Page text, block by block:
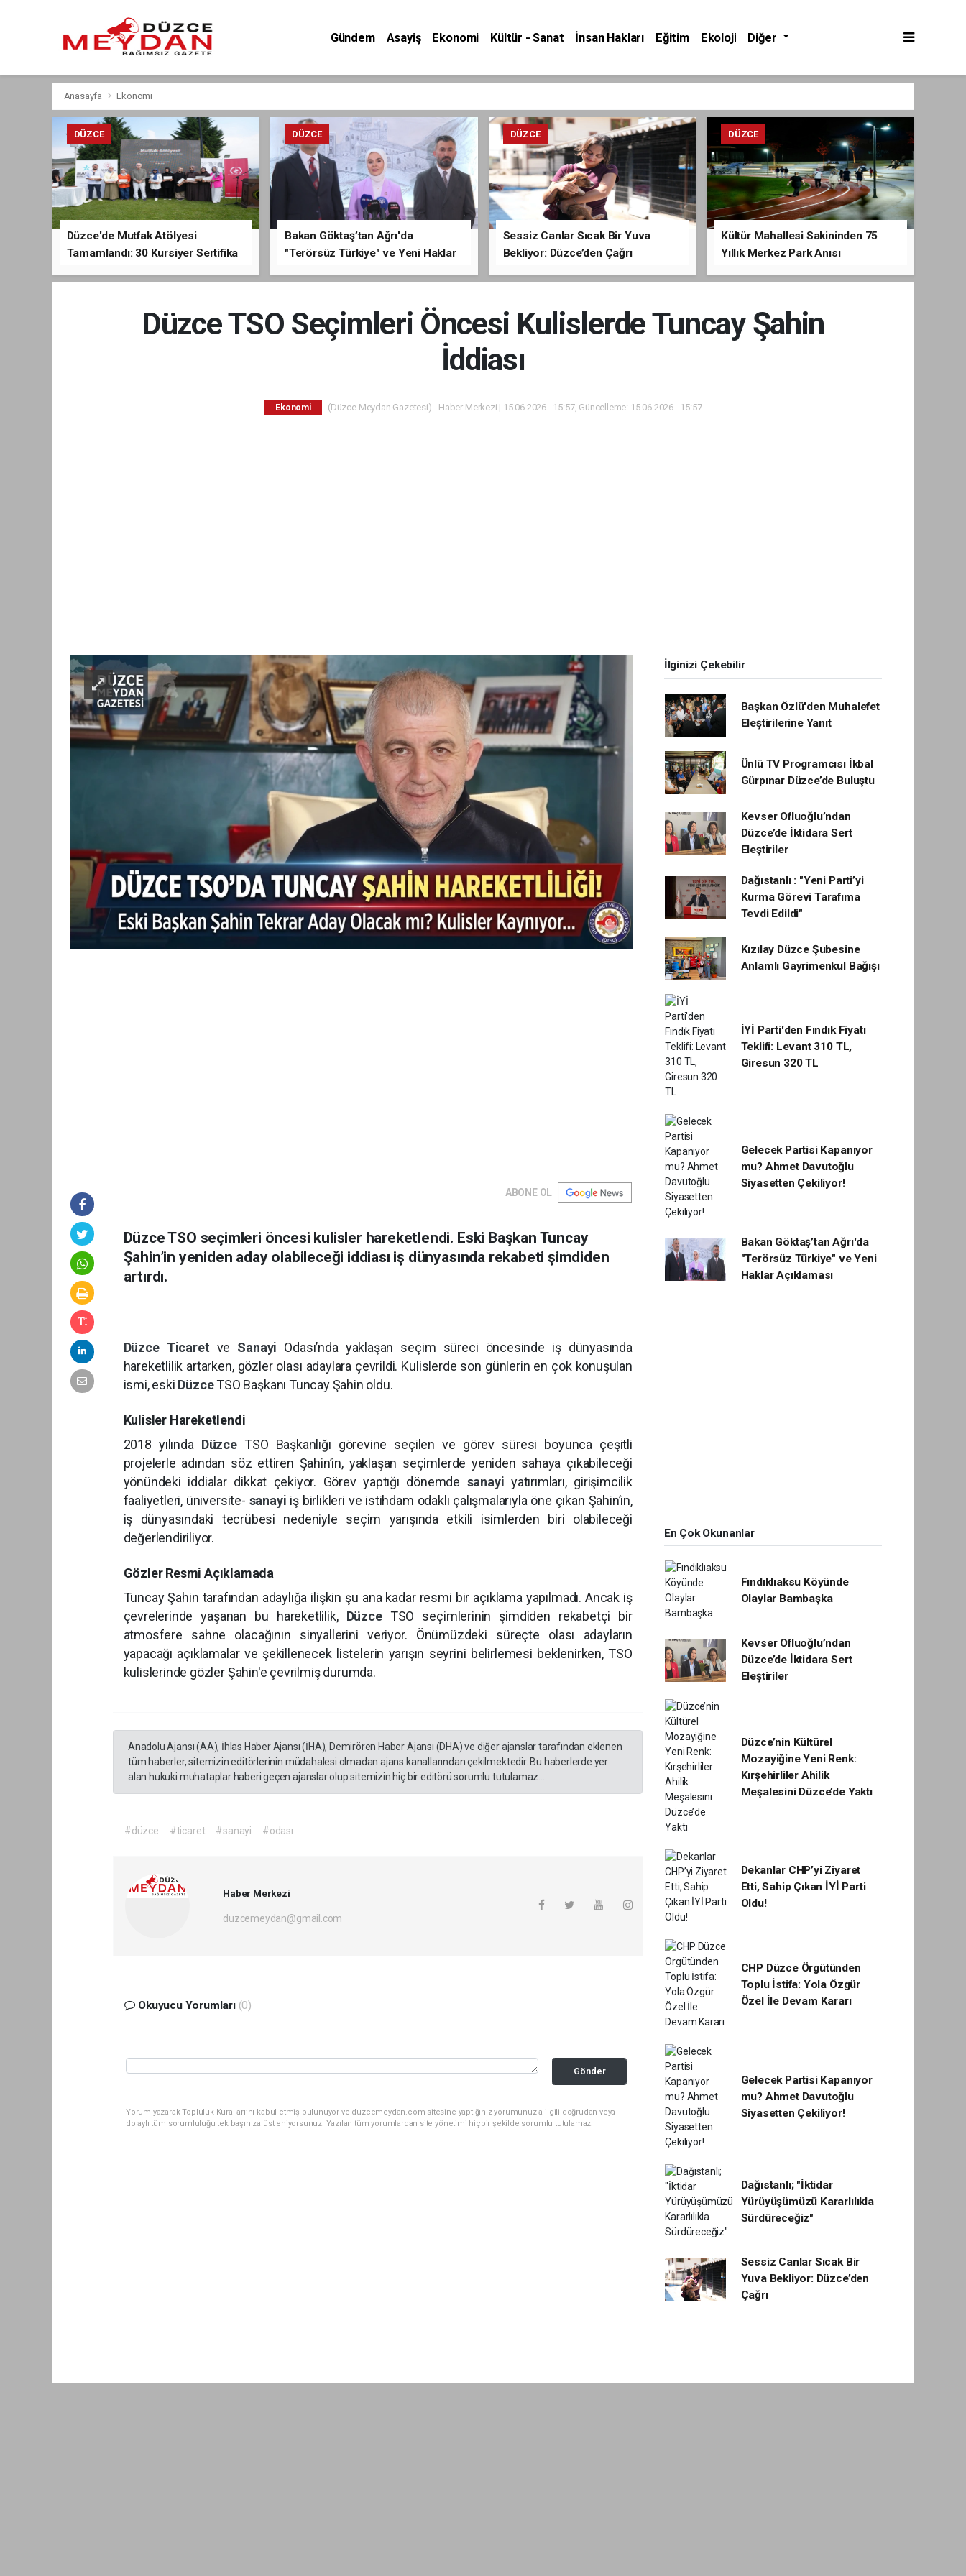
Gündem Asayiş Ekonomi Kültür - Sanat İnsan Hakları Eğitim Ekoloji Diğer
Anasayfa Ekonomi
DÜZCE
Düzce'de Mutfak Atölyesi
Tamamlandı: 30 Kursiyer Sertifika
DÜZCE
Bakan Göktaş’tan Ağrı'da
"Terörsüz Türkiye" ve Yeni Haklar
DÜZCE
Sessiz Canlar Sıcak Bir Yuva
Bekliyor: Düzce’den Çağrı
DÜZCE
Kültür Mahallesi Sakininden 75
Yıllık Merkez Park Anısı
Düzce TSO Seçimleri Öncesi Kulislerde Tuncay Şahin
İddiası
Ekonomi (Düzce Meydan Gazetesi) - Haber Merkezi | 15.06.2026 - 15:57, Güncelleme: 15.06.2026 - 15:57
ABONE OL
Düzce TSO seçimleri öncesi kulisler hareketlendi. Eski Başkan Tuncay
Şahin’in yeniden aday olabileceği iddiası iş dünyasında rekabeti şimdiden
artırdı.
Düzce Ticaret ve Sanayi Odası’nda yaklaşan seçim süreci öncesinde iş dünyasında
hareketlilik artarken, gözler olası adaylara çevrildi. Kulislerde son günlerin en çok konuşulan
ismi, eski DüzceTSO Başkanı Tuncay Şahin oldu.
Kulisler Hareketlendi
2018 yılında Düzce TSO Başkanlığı görevine seçilen ve görev süresi boyunca çeşitli
projelerle adından söz ettiren Şahin’in, yaklaşan seçimlerde yeniden sahaya çıkabileceği
yönündeki iddialar dikkat çekiyor. Görev yaptığı dönemde sanayi yatırımları, girişimcilik
faaliyetleri, üniversite- sanayi iş birlikleri ve istihdam odaklı çalışmalarıyla öne çıkan Şahin’in,
iş dünyasındaki tecrübesi nedeniyle seçim yarışında etkili isimlerden biri olabileceği
değerlendiriliyor.
Gözler Resmi Açıklamada
Tuncay Şahin tarafından adaylığa ilişkin şu ana kadar resmi bir açıklama yapılmadı. Ancak iş
çevrelerinde yaşanan bu hareketlilik, Düzce TSO seçimlerinin şimdiden rekabetçi bir
atmosfere sahne olacağının sinyallerini veriyor. Önümüzdeki süreçte olası adayların
yapacağı açıklamalar ve şekillenecek listelerin yarışın seyrini belirlemesi beklenirken, TSO
kulislerinde gözler Şahin'e çevrilmiş durumda.
Anadolu Ajansı (AA), İhlas Haber Ajansı (İHA), Demirören Haber Ajansı (DHA) ve diğer ajanslar tarafından eklenen
tüm haberler, sitemizin editörlerinin müdahalesi olmadan ajans kanallarından çekilmektedir. Bu haberlerde yer
alan hukuki muhataplar haberi geçen ajanslar olup sitemizin hiç bir editörü sorumlu tutulamaz...
#düzce #ticaret #sanayi #odası
Haber Merkezi
duzcemeydan@gmail.com
Okuyucu Yorumları (0)
Gönder
Yorum yazarak Topluluk Kuralları’nı kabul etmiş bulunuyor ve duzcemeydan.com sitesine yaptığınız yorumunuzla ilgili doğrudan veya
dolaylı tüm sorumluluğu tek başınıza üstleniyorsunuz. Yazılan tüm yorumlardan site yönetimi hiçbir şekilde sorumlu tutulamaz.
İlginizi Çekebilir
Başkan Özlü'den Muhalefet
Eleştirilerine Yanıt
Ünlü TV Programcısı İkbal
Gürpınar Düzce’de Buluştu
Kevser Ofluoğlu’ndan
Düzce’de İktidara Sert
Eleştiriler
Dağıstanlı : "Yeni Parti’yi
Kurma Görevi Tarafıma
Tevdi Edildi"
Kızılay Düzce Şubesine
Anlamlı Gayrimenkul Bağışı
İYİ Parti'den Fındık Fiyatı
Teklifi: Levant 310 TL,
Giresun 320 TL
Gelecek Partisi Kapanıyor
mu? Ahmet Davutoğlu
Siyasetten Çekiliyor!
Bakan Göktaş’tan Ağrı'da
"Terörsüz Türkiye" ve Yeni
Haklar Açıklaması
En Çok Okunanlar
Fındıklıaksu Köyünde
Olaylar Bambaşka
Kevser Ofluoğlu’ndan
Düzce’de İktidara Sert
Eleştiriler
Düzce’nin Kültürel
Mozayiğine Yeni Renk:
Kırşehirliler Ahilik
Meşalesini Düzce’de Yaktı
Dekanlar CHP’yi Ziyaret
Etti, Sahip Çıkan İYİ Parti
Oldu!
CHP Düzce Örgütünden
Toplu İstifa: Yola Özgür
Özel İle Devam Kararı
Gelecek Partisi Kapanıyor
mu? Ahmet Davutoğlu
Siyasetten Çekiliyor!
Dağıstanlı; "İktidar
Yürüyüşümüzü Kararlılıkla
Sürdüreceğiz"
Sessiz Canlar Sıcak Bir
Yuva Bekliyor: Düzce’den
Çağrı